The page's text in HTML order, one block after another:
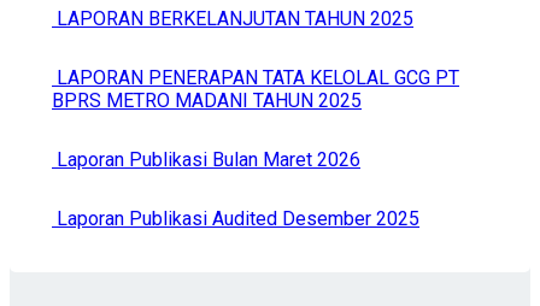
LAPORAN BERKELANJUTAN TAHUN 2025
LAPORAN PENERAPAN TATA KELOLAL GCG PT
BPRS METRO MADANI TAHUN 2025
Laporan Publikasi Bulan Maret 2026
Laporan Publikasi Audited Desember 2025